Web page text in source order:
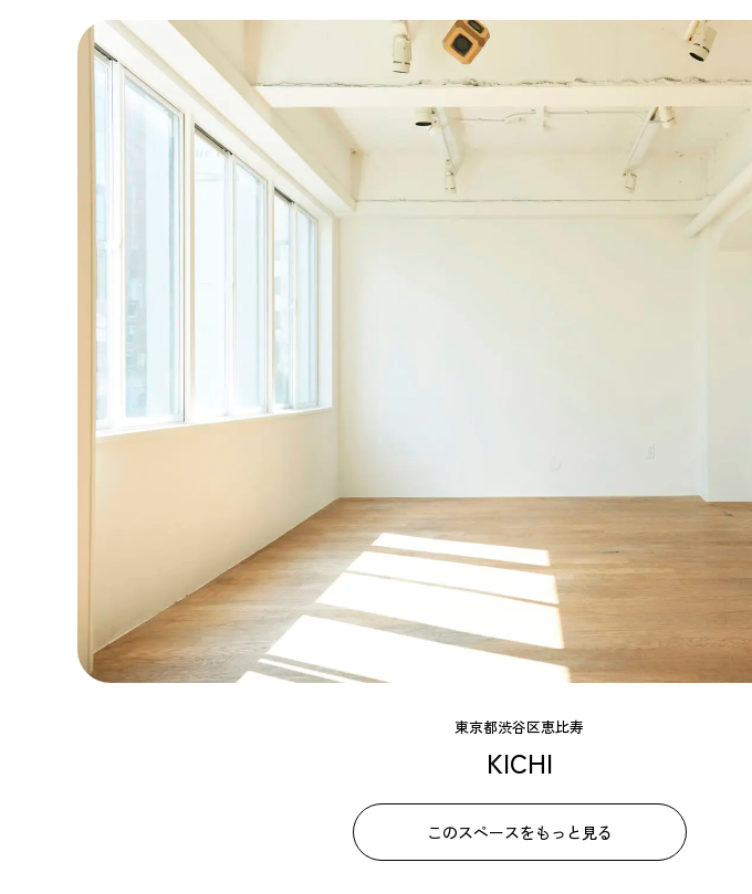
東京都渋谷区恵比寿
KICHI
このスペースをもっと見る